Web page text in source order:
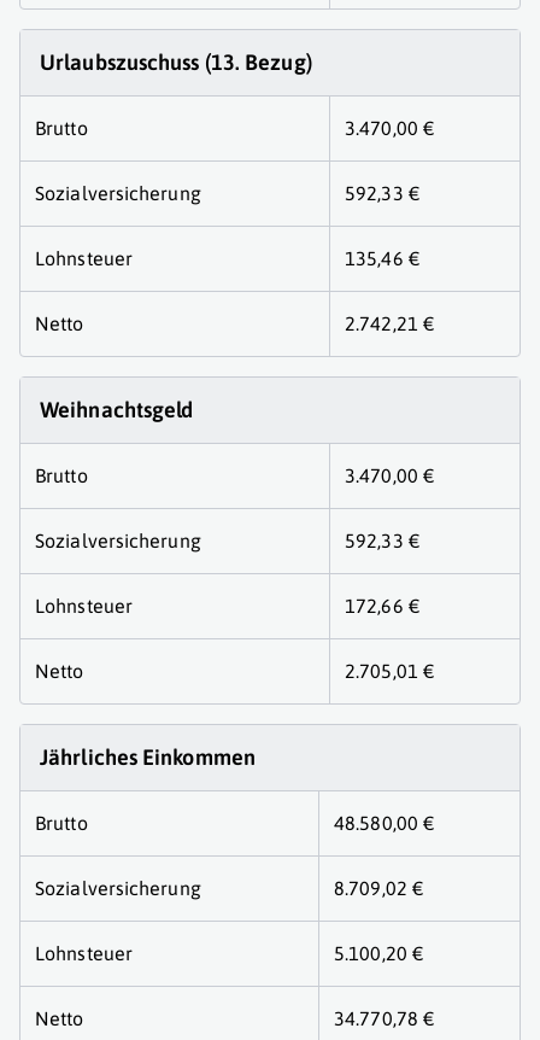
Urlaubszuschuss (13. Bezug)
Brutto 3.470,00 €
Sozialversicherung 592,33 €
Lohnsteuer 135,46 €
Netto 2.742,21 €
Weihnachtsgeld
Brutto 3.470,00 €
Sozialversicherung 592,33 €
Lohnsteuer 172,66 €
Netto 2.705,01 €
Jährliches Einkommen
Brutto 48.580,00 €
Sozialversicherung 8.709,02 €
Lohnsteuer 5.100,20 €
Netto 34.770,78 €